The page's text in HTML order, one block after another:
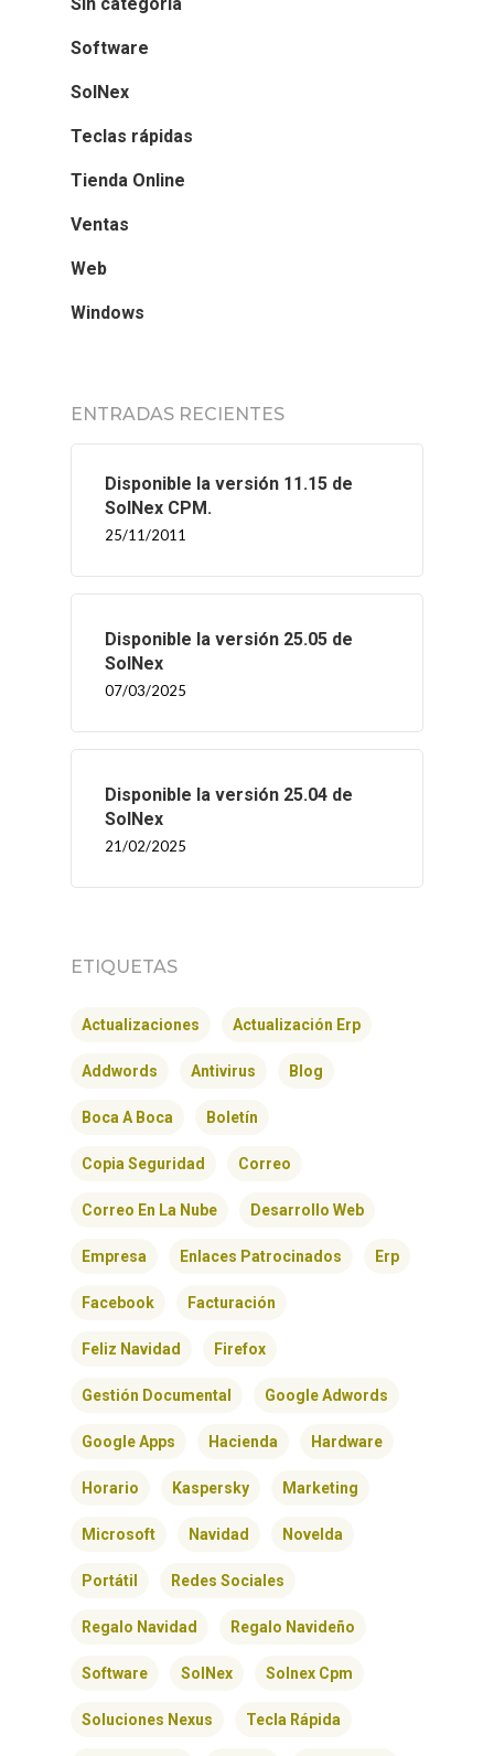
Software
SolNex
Teclas rápidas
Tienda Online
Ventas
Web
Windows
ENTRADAS RECIENTES
Disponible la versión 11.15 de
SolNex CPM.
25/11/2011
Disponible la versión 25.05 de
SolNex
07/03/2025
Disponible la versión 25.04 de
SolNex
21/02/2025
ETIQUETAS
Actualizaciones Actualización Erp
Addwords Antivirus Blog
Boca A Boca Boletín
Copia Seguridad Correo
Correo En La Nube Desarrollo Web
Empresa Enlaces Patrocinados Erp
Facebook Facturación
Feliz Navidad Firefox
Gestión Documental Google Adwords
Google Apps Hacienda Hardware
Horario Kaspersky Marketing
Microsoft Navidad Novelda
Portátil Redes Sociales
Regalo Navidad Regalo Navideño
Software SolNex Solnex Cpm
Soluciones Nexus Tecla Rápida